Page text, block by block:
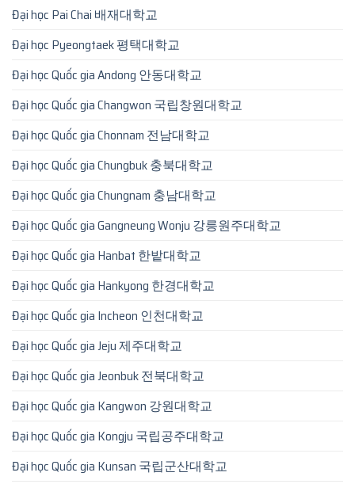
Đại học Pai Chai 배재대학교
Đại học Pyeongtaek 평택대학교
Đại học Quốc gia Andong 안동대학교
Đại học Quốc gia Changwon 국립창원대학교
Đại học Quốc gia Chonnam 전남대학교
Đại học Quốc gia Chungbuk 충북대학교
Đại học Quốc gia Chungnam 충남대학교
Đại học Quốc gia Gangneung Wonju 강릉원주대학교
Đại học Quốc gia Hanbat 한밭대학교
Đại học Quốc gia Hankyong 한경대학교
Đại học Quốc gia Incheon 인천대학교
Đại học Quốc gia Jeju 제주대학교
Đại học Quốc gia Jeonbuk 전북대학교
Đại học Quốc gia Kangwon 강원대학교
Đại học Quốc gia Kongju 국립공주대학교
Đại học Quốc gia Kunsan 국립군산대학교